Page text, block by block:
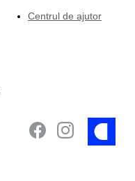
Centrul de ajutor